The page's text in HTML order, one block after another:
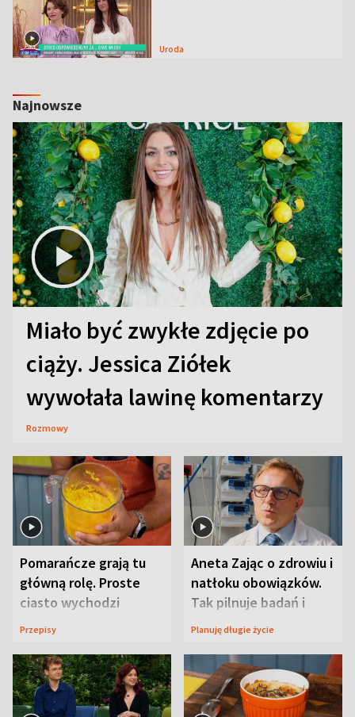
Uroda
Najnowsze
Miało być zwykłe zdjęcie po
ciąży. Jessica Ziółek
wywołała lawinę komentarzy
Rozmowy
Pomarańcze grają tu
główną rolę. Proste
ciasto wychodzi
wyjątkowo wilgotne
Przepisy
Aneta Zając o zdrowiu i
natłoku obowiązków.
Tak pilnuje badań i
wizyt
Planuję długie życie